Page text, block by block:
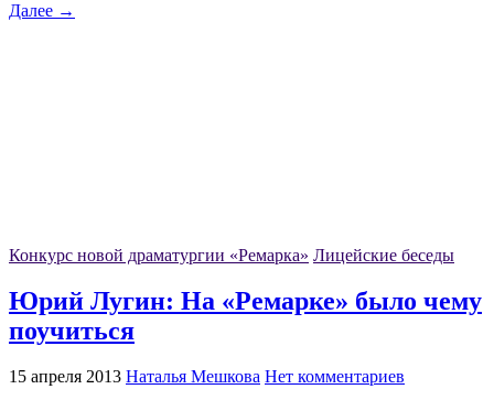
Далее →
Конкурс новой драматургии «Ремарка» Лицейские беседы
Юрий Лугин: На «Ремарке» было чему
поучиться
15 апреля 2013 Наталья Мешкова Нет комментариев